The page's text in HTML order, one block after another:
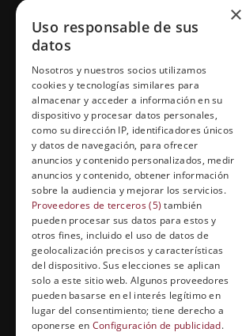
GRUPO ESNECA TV
Inicio
Información Legal
Política de Cookies
FORMACIÓN Y ENTRETENIMIENTO
Formación abierta
Cuídate con Grupo Esneca
Entrevistas profesionales
EL RINCÓN DEL ALUMNO
×
Uso responsable de sus
datos
Nosotros y nuestros socios utilizamos
cookies y tecnologías similares para
almacenar y acceder a información en su
dispositivo y procesar datos personales,
como su dirección IP, identificadores únicos
y datos de navegación, para ofrecer
anuncios y contenido personalizados, medir
anuncios y contenido, obtener información
sobre la audiencia y mejorar los servicios.
Proveedores de terceros (5) también
pueden procesar sus datos para estos y
otros fines, incluido el uso de datos de
geolocalización precisos y características
del dispositivo. Sus elecciones se aplican
solo a este sitio web. Algunos proveedores
pueden basarse en el interés legítimo en
lugar del consentimiento; tiene derecho a
oponerse en Configuración de publicidad.